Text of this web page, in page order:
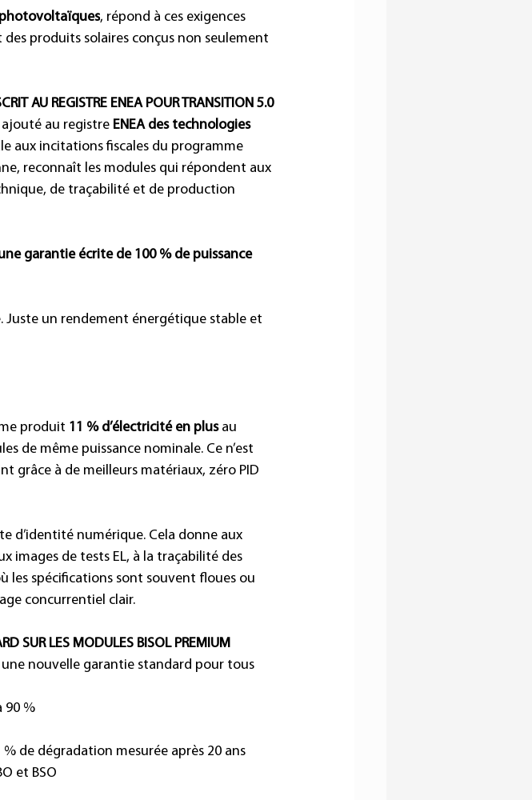
, répond à ces exigences
produits solaires conçus non seulement
AU REGISTRE ENEA POUR TRANSITION 5.0
au registre ENEA des technologies
aux incitations fiscales du programme
reconnaît les modules qui répondent aux
de traçabilité et de production
garantie écrite de 100 % de puissance
Juste un rendement énergétique stable et
produit 11 % d’électricité en plus au
de même puissance nominale. Ce n’est
grâce à de meilleurs matériaux, zéro PID
d’identité numérique. Cela donne aux
images de tests EL, à la traçabilité des
les spécifications sont souvent floues ou
concurrentiel clair.
SUR LES MODULES BISOL PREMIUM
une nouvelle garantie standard pour tous
90 %
de dégradation mesurée après 20 ans
et BSO